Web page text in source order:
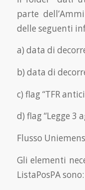
parte
delle seguenti
a) data di
b) data di
c) flag “TFR
d) flag “Legge 3
Flusso
Gli elementi
ListaPosPA sono: